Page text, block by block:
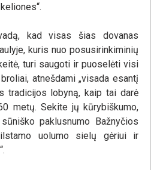
kad visas šias dovanas
kuris nuo posusirinkiminių
turi saugoti ir puoselėti visi
atnešdami „visada esantį
tradicijos lobyną, kaip tai darė
metų. Sekite jų kūrybiškumo,
paklusnumo Bažnyčios
uolumo sielų gėriui ir